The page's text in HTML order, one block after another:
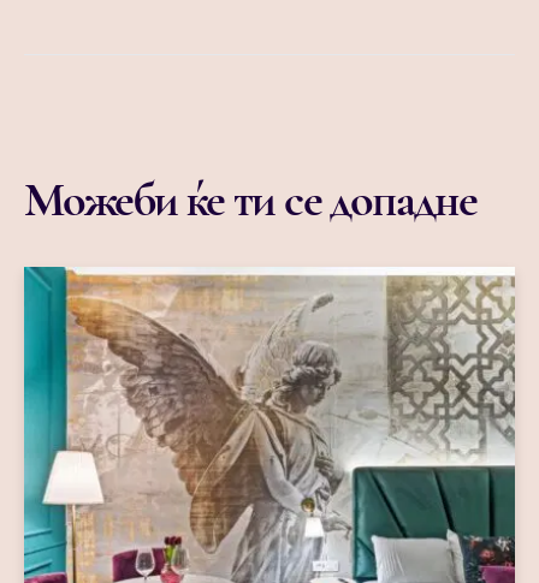
Можеби ќе ти се допадне